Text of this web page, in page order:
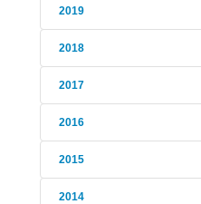
2019
2018
2017
2016
2015
2014